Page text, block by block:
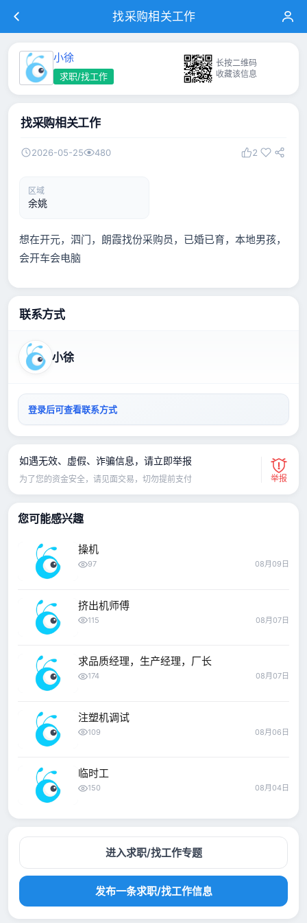
找采购相关工作
小徐
求职/找工作
长按二维码
收藏该信息
找采购相关工作
2026-05-25 480 2
区域
余姚
想在开元，泗门，朗霞找份采购员，已婚已育，本地男孩，
会开车会电脑
联系方式
小徐
登录后可查看联系方式
如遇无效、虚假、诈骗信息，请立即举报
为了您的资金安全，请见面交易，切勿提前支付 举报
您可能感兴趣
操机
97 08月09日
挤出机师傅
115 08月07日
求品质经理，生产经理，厂长
174 08月07日
注塑机调试
109 08月06日
临时工
150 08月04日
进入求职/找工作专题
发布一条求职/找工作信息